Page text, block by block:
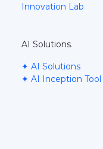
Innovation Lab
AI Solutions.
✦ AI Solutions
✦ AI Inception Tool